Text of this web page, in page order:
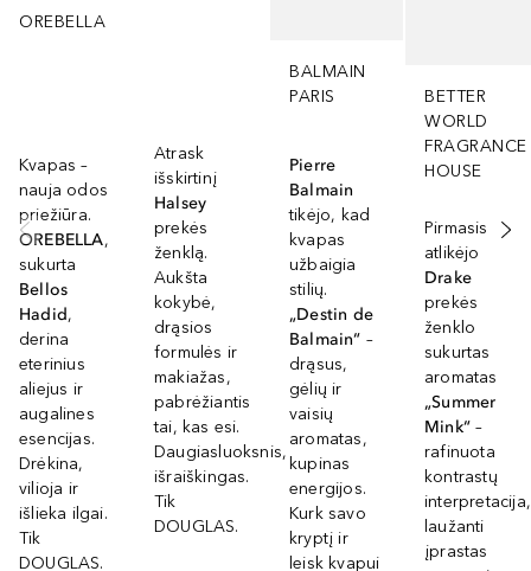
OREBELLA
Kvapas –
nauja odos
priežiūra.
OREBELLA,
sukurta
Bellos
Hadid,
derina
eterinius
aliejus ir
augalines
esencijas.
Drėkina,
vilioja ir
išlieka ilgai.
Tik
DOUGLAS.
Atrask
išskirtinį
Halsey
prekės
ženklą.
Aukšta
kokybė,
drąsios
formulės ir
makiažas,
pabrėžiantis
tai, kas esi.
Daugiasluoksnis,
išraiškingas.
Tik
DOUGLAS.
BALMAIN
PARIS
Pierre
Balmain
tikėjo, kad
kvapas
užbaigia
stilių.
„Destin de
Balmain“ –
drąsus,
gėlių ir
vaisių
aromatas,
kupinas
energijos.
Kurk savo
kryptį ir
leisk kvapui
BETTER
WORLD
FRAGRANCE
HOUSE
Pirmasis
atlikėjo
Drake
prekės
ženklo
sukurtas
aromatas
„Summer
Mink“ –
rafinuota
kontrastų
interpretacija,
laužanti
įprastas